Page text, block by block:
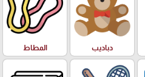
دباديب المطاط